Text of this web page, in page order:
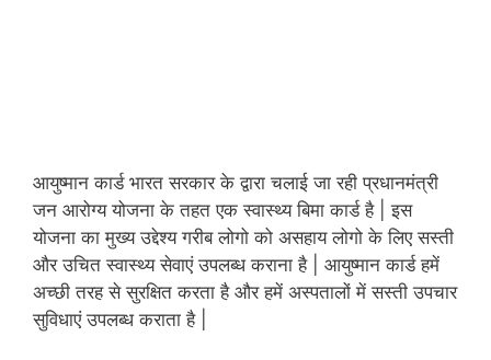
आयुष्मान कार्ड भारत सरकार के द्वारा चलाई जा रही प्रधानमंत्री
जन आरोग्य योजना के तहत एक स्वास्थ्य बिमा कार्ड है | इस
योजना का मुख्य उद्देश्य गरीब लोगो को असहाय लोगो के लिए सस्ती
और उचित स्वास्थ्य सेवाएं उपलब्ध कराना है | आयुष्मान कार्ड हमें
अच्छी तरह से सुरक्षित करता है और हमें अस्पतालों में सस्ती उपचार
सुविधाएं उपलब्ध कराता है |